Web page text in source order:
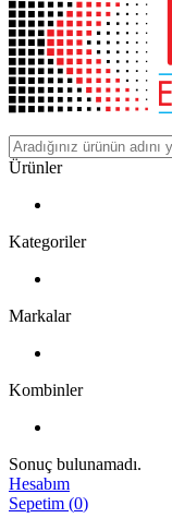
Ürünler
Kategoriler
Markalar
Kombinler
Sonuç bulunamadı.
Hesabım
Sepetim (0)